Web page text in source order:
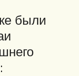
были